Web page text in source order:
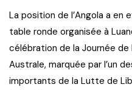
La position de l’Angola a
table ronde organisée à
célébration de la Journée de
Australe, marquée par l’un
importants de la Lutte de